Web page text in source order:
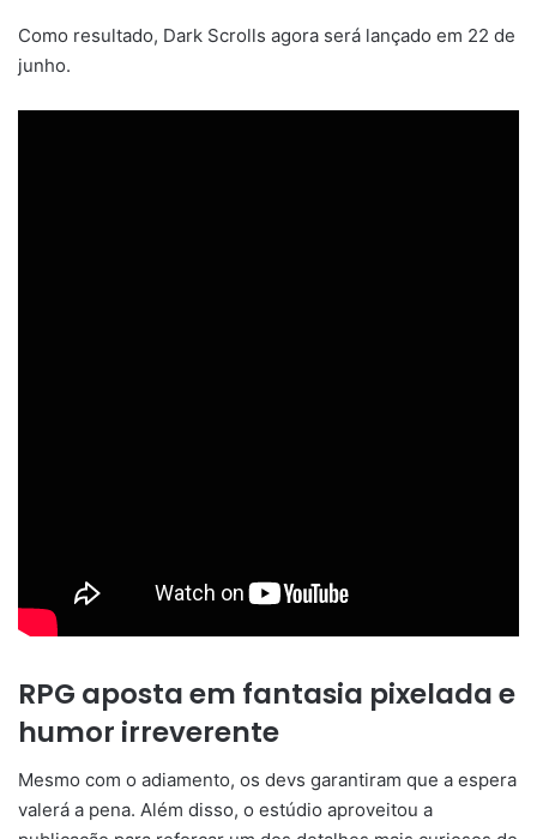
Como resultado, Dark Scrolls agora será lançado em 22 de
junho.
RPG aposta em fantasia pixelada e
humor irreverente
Mesmo com o adiamento, os devs garantiram que a espera
valerá a pena. Além disso, o estúdio aproveitou a